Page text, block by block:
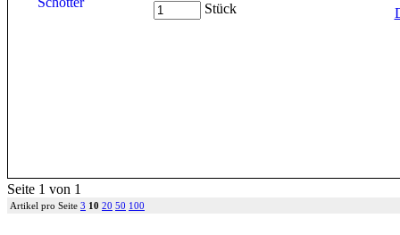
Stück
Seite 1 von 1
Artikel pro Seite 3 10 20 50 100